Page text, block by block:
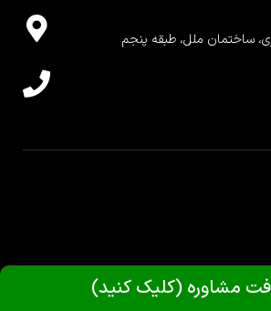
مشاوره (کلیک کنید)
ساختمان ملل، طبقه پنجم